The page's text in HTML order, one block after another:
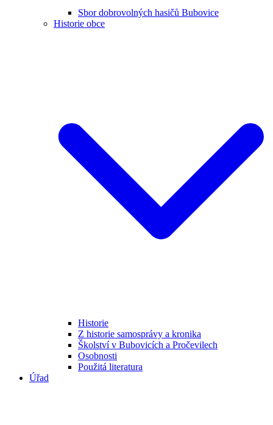
Sbor dobrovolných hasičů Bubovice
Historie obce
Historie
Z historie samosprávy a kronika
Školství v Bubovicích a Pročevilech
Osobnosti
Použitá literatura
Úřad